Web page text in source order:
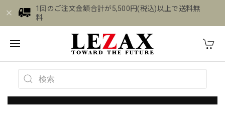
1回のご注文金額合計が5,500円(税込)以上で送料無
料